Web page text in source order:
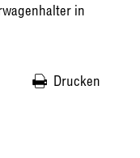
in
Drucken